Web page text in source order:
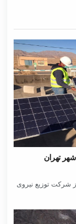
شرکت توزیع نیروی